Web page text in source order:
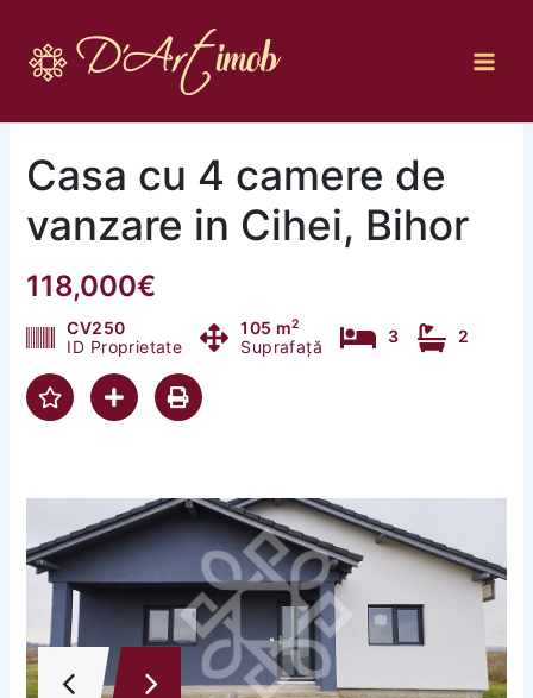
content
Casa cu 4 camere de
vanzare in Cihei, Bihor
118,000€
CV250
ID Proprietate
105 m2
Suprafață
3 2